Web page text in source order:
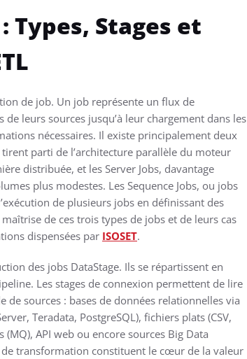
Types, Stages et
de job. Un job représente un flux de
leurs sources jusqu’à leur chargement dans les
nécessaires. Il existe principalement deux
parti de l’architecture parallèle du moteur
distribuée, et les Server Jobs, davantage
plus modestes. Les Sequence Jobs, ou jobs
de plusieurs jobs en définissant des
de ces trois types de jobs et de leurs cas
dispensées par ISOSET.
des jobs DataStage. Ils se répartissent en
Les stages de connexion permettent de lire
de sources : bases de données relationnelles via
Teradata, PostgreSQL), fichiers plats (CSV,
(MQ), API web ou encore sources Big Data
de transformation constituent le cœur de la valeur